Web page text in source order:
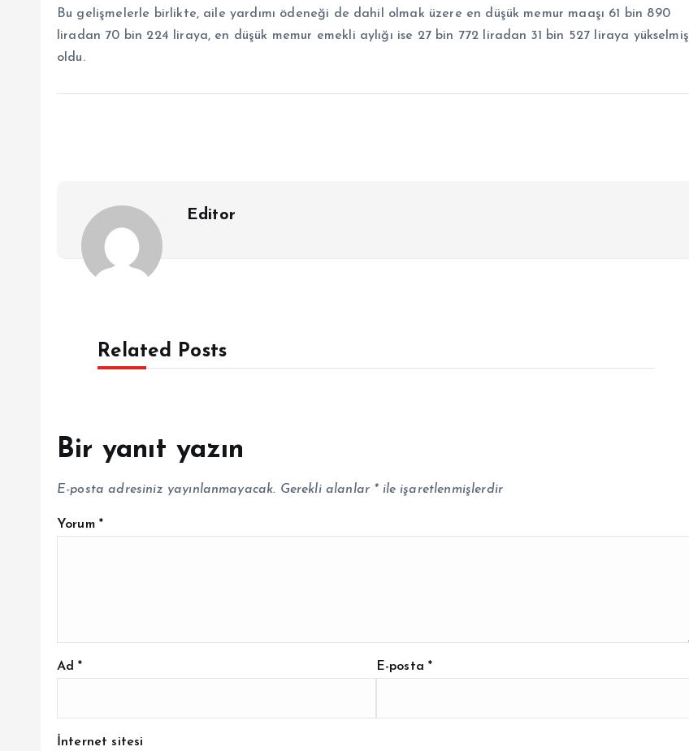
Bu gelişmelerle birlikte, aile yardımı ödeneği de dahil olmak üzere en düşük memur maaşı 61 bin 890
liradan 70 bin 224 liraya, en düşük memur emekli aylığı ise 27 bin 772 liradan 31 bin 527 liraya yükselmiş
oldu.
Editor
Related Posts
Bir yanıt yazın
E-posta adresiniz yayınlanmayacak. Gerekli alanlar *ile işaretlenmişlerdir
Yorum *
Ad* E-posta*
İnternet sitesi